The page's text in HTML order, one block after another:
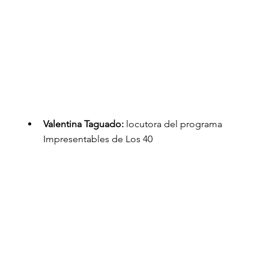
Valentina Taguado: locutora del programa
Impresentables de Los 40